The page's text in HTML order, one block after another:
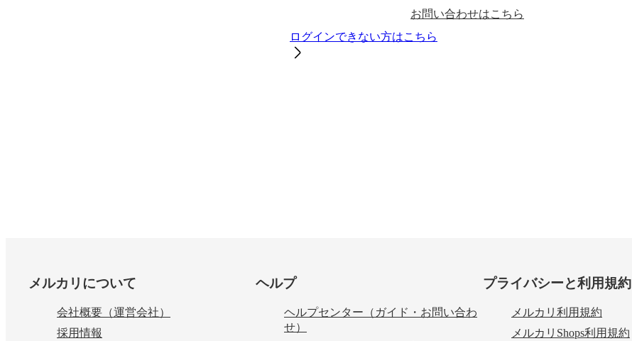
お問い合わせはこちら
ログインできない方はこちら
メルカリについて
会社概要（運営会社）
採用情報
ヘルプ
ヘルプセンター（ガイド・お問い合わ
せ）
プライバシーと利用規約
メルカリ利用規約
メルカリShops利用規約